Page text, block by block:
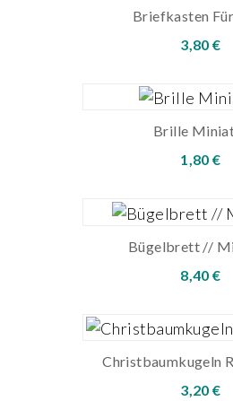
Briefkasten Für
3,80 €
Brille
1,80 €
Bügelbrett //
8,40 €
Christbaumkugeln
3,20 €